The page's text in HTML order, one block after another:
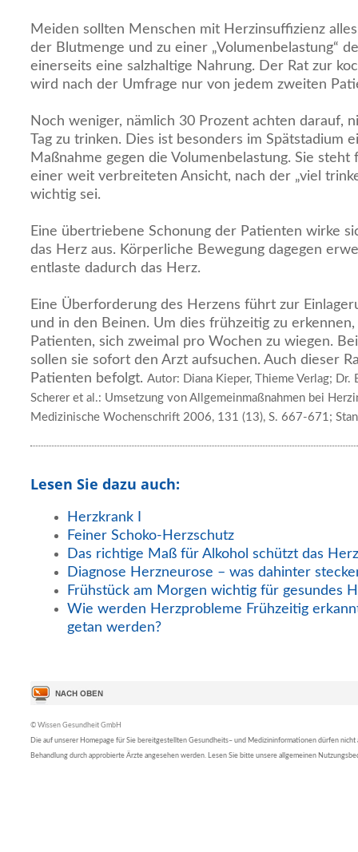
Meiden sollten Menschen mit Herzinsuffizienz
der Blutmenge und zu einer „Volumenbelastung“
einerseits eine salzhaltige Nahrung. Der Rat zur
wird nach der Umfrage nur von jedem zweiten
Noch weniger, nämlich 30 Prozent achten darauf,
Tag zu trinken. Dies ist besonders im Spätstadium
Maßnahme gegen die Volumenbelastung. Sie
einer weit verbreiteten Ansicht, nach der „viel
wichtig sei.
Eine übertriebene Schonung der Patienten wirke
das Herz aus. Körperliche Bewegung dagegen
entlaste dadurch das Herz.
Eine Überforderung des Herzens führt zur
und in den Beinen. Um dies frühzeitig zu
Patienten, sich zweimal pro Wochen zu wiegen.
sollen sie sofort den Arzt aufsuchen. Auch dieser
Patienten befolgt. Autor: Diana Kieper, Thieme Verlag;
Scherer et al.: Umsetzung von Allgemeinmaßnahmen bei
Medizinische Wochenschrift 2006, 131 (13), S. 667-671;
Lesen Sie dazu auch:
Herzkrank I
Feiner Schoko-Herzschutz
Das richtige Maß für Alkohol schützt das Herz
Diagnose Herzneurose – was dahinter
Frühstück am Morgen wichtig für gesundes
Wie werden Herzprobleme Frühzeitig
getan werden?
© Wissen Gesundheit GmbH
Die auf unserer Homepage für Sie bereitgestellten Gesundheits– und Medizininformationen dürfen nicht
Behandlung durch approbierte Ärzte angesehen werden. Lesen Sie bitte unsere allgemeinen